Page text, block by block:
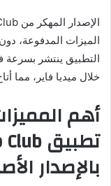
الميزات المدفوعة،
التطبيق ينتشر بسرعة
خلال ميديا فاير، مما
أهم
بالإصدار